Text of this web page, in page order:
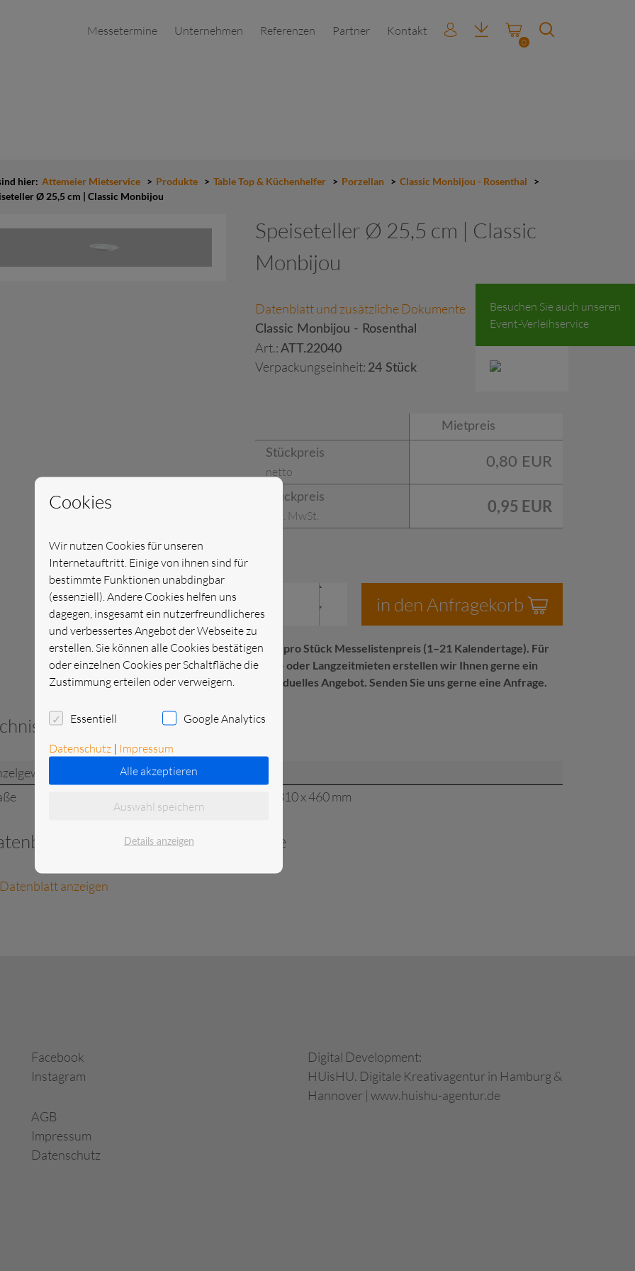
Messetermine Unternehmen Referenzen Partner Kontakt
0
Besuchen Sie auch unseren
Event-Verleihservice
hier: Attemeier Mietservice > Produkte > Table Top & Küchenhelfer > Porzellan > Classic Monbijou - Rosenthal
>
Ø 25,5 cm | Classic Monbijou
Speiseteller Ø 25,5 cm | Classic
Monbijou
Datenblatt und zusätzliche Dokumente
Classic Monbijou - Rosenthal
Art.: ATT.22040
Verpackungseinheit: 24 Stück
Mietpreis
Stückpreis
netto
0,80 EUR
Stückpreis
inkl. MwSt. 0,95 EUR
in den Anfragekorb
Preis pro Stück Messelistenpreis (1–21 Kalendertage). Für
Kurz- oder Langzeitmieten erstellen wir Ihnen gerne ein
individuelles Angebot. Senden Sie uns gerne eine Anfrage.
Daten
0.578 kg
H x B x T = 300 x 310 x 460 mm
und zusätzliche Dokumente
Datenblatt anzeigen
Facebook
Instagram
AGB
Impressum
Datenschutz
Digital Development:
HUisHU. Digitale Kreativagentur in Hamburg &
Hannover | www.huishu-agentur.de
Cookies
Wir nutzen Cookies für unseren
Internetauftritt. Einige von ihnen sind für
bestimmte Funktionen unabdingbar
(essenziell). Andere Cookies helfen uns
dagegen, insgesamt ein nutzerfreundlicheres
und verbessertes Angebot der Webseite zu
erstellen. Sie können alle Cookies bestätigen
oder einzelnen Cookies per Schaltfläche die
Zustimmung erteilen oder verweigern.
Essentiell Google Analytics
Datenschutz | Impressum
Alle akzeptieren
Auswahl speichern
Details anzeigen